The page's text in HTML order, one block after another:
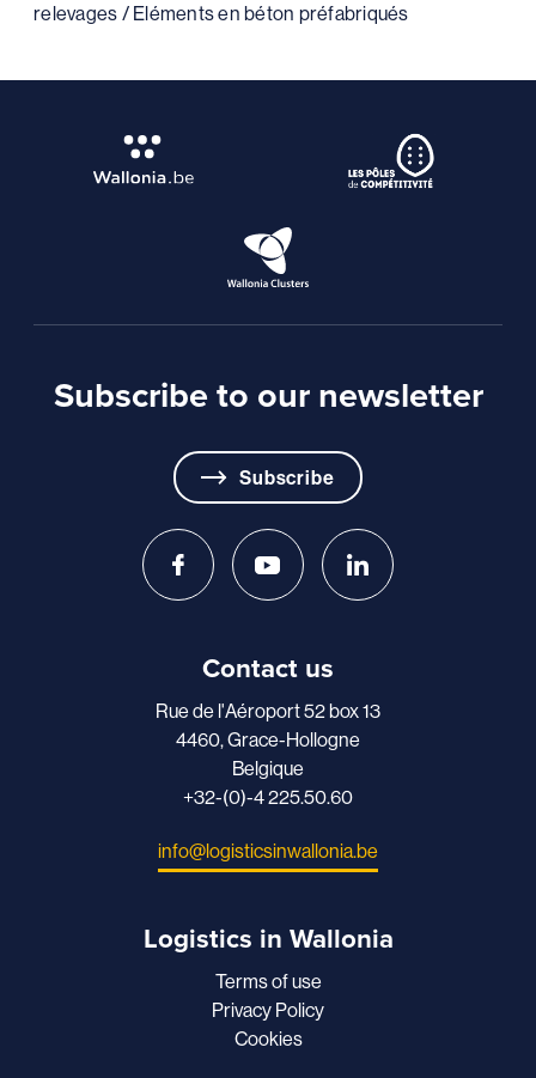
relevages / Eléments en béton préfabriqués
Subscribe to our newsletter
Subscribe
Contact us
Rue de l'Aéroport 52 box 13
4460, Grace-Hollogne
Belgique
+32-(0)-4 225.50.60
info@logisticsinwallonia.be
Logistics in Wallonia
Terms of use
Privacy Policy
Cookies